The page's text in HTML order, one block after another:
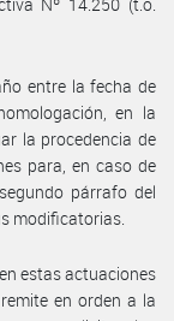
entre la fecha de
en la
la procedencia de
para, en caso de
párrafo del
modificatorias.
estas actuaciones
en orden a la